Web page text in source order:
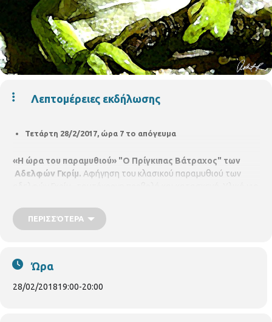
Λεπτομέρειες εκδήλωσης
Τετάρτη 28/2/2017, ώρα 7 το απόγευμα
«Η ώρα του παραμυθιού» "Ο Πρίγκιπας Βάτραχος" των
Αδελφών Γκρίμ. Αφήγηση του κλασικού παραμυθιού των
πράσινο χαρτόνι σκληρό. Με την βρεφονηπιοκόμο
Βασιλειάδου και τη νηπιαγωγό
ΠΕΡΙΣΣΌΤΕΡΑ
Ώρα
28/02/201819:00-20:00